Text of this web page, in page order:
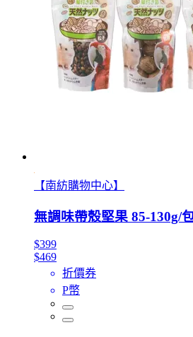
【南紡購物中心】
無調味帶殼堅果 85-130g/
$399
$469
折價券
P幣